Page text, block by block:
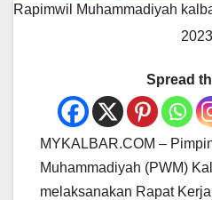
Rapimwil Muhammadiyah
Spread
MYKALBAR.COM –
Muhammadiyah (PWM)
melaksanakan Rapat